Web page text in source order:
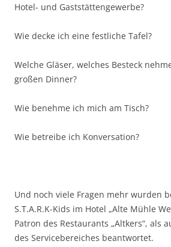
Hotel- und Gaststättengewerbe?
Wie decke ich eine festliche Tafel?
Welche Gläser, welches Besteck
großen Dinner?
Wie benehme ich mich am Tisch?
Wie betreibe ich Konversation?
Und noch viele Fragen mehr wurden
S.T.A.R.K-Kids im Hotel „Alte Mühle
Patron des Restaurants „Altkers“, als
des Servicebereiches beantwortet.